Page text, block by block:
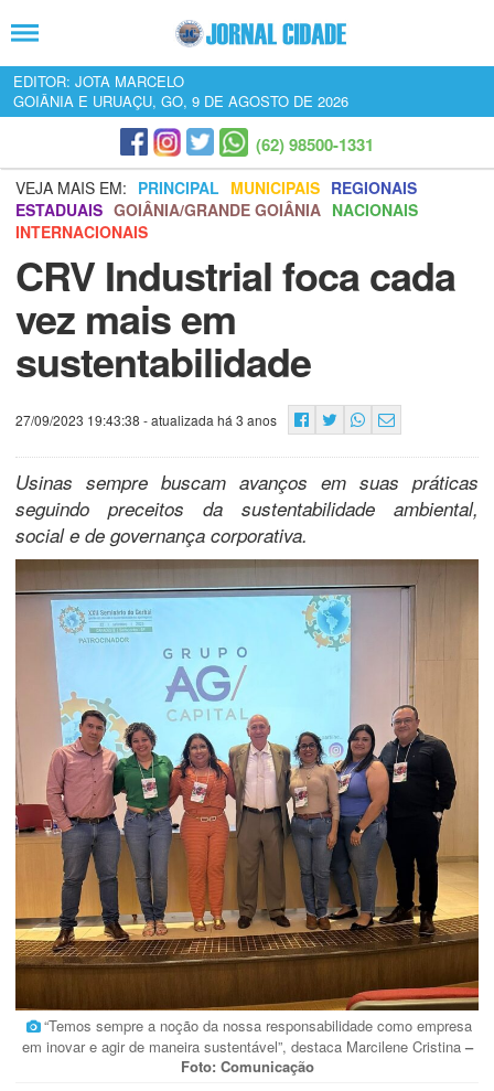
EDITOR: JOTA MARCELO
GOIÂNIA E URUAÇU, GO, 9 DE AGOSTO DE 2026
(62) 98500-1331
VEJA MAIS EM: PRINCIPAL MUNICIPAIS REGIONAIS
ESTADUAIS GOIÂNIA/GRANDE GOIÂNIA NACIONAIS
INTERNACIONAIS
CRV Industrial foca cada
vez mais em
sustentabilidade
27/09/2023 19:43:38 - atualizada há 3 anos
Usinas sempre buscam avanços em suas práticas
seguindo preceitos da sustentabilidade ambiental,
social e de governança corporativa.
“Temos sempre a noção da nossa responsabilidade como empresa
em inovar e agir de maneira sustentável”, destaca Marcilene Cristina –
Foto: Comunicação